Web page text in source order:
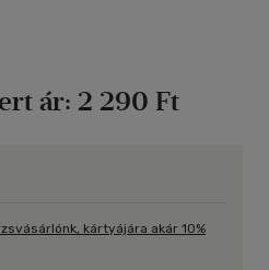
ár: 2 290 Ft
kártyájára akár 10%